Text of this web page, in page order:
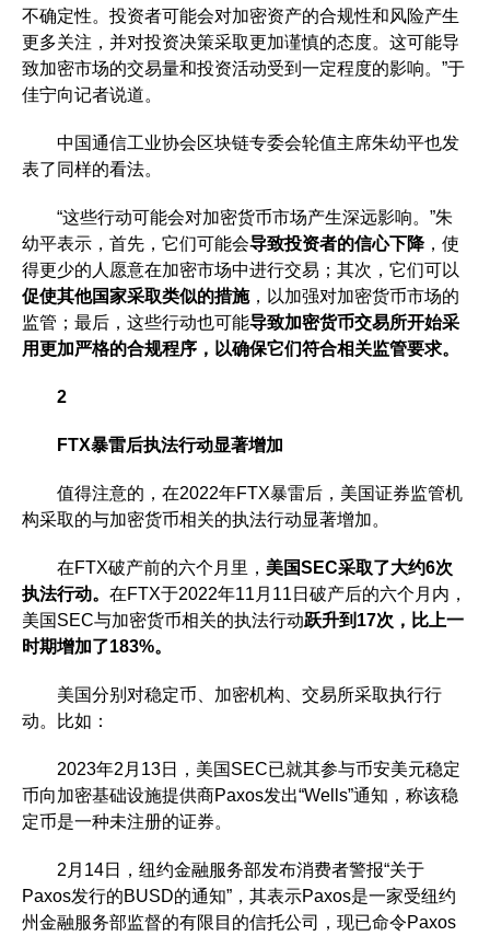
不确定性。投资者可能会对加密资产的合规性和风险产生
更多关注，并对投资决策采取更加谨慎的态度。这可能导
致加密市场的交易量和投资活动受到一定程度的影响。”于
佳宁向记者说道。
中国通信工业协会区块链专委会轮值主席朱幼平也发
表了同样的看法。
“这些行动可能会对加密货币市场产生深远影响。”朱
幼平表示，首先，它们可能会导致投资者的信心下降，使
得更少的人愿意在加密市场中进行交易；其次，它们可以
促使其他国家采取类似的措施，以加强对加密货币市场的
监管；最后，这些行动也可能导致加密货币交易所开始采
用更加严格的合规程序，以确保它们符合相关监管要求。
2
FTX暴雷后执法行动显著增加
值得注意的，在2022年FTX暴雷后，美国证券监管机
构采取的与加密货币相关的执法行动显著增加。
在FTX破产前的六个月里， 美国SEC采取了大约6次
执法行动。 在FTX于2022年11月11日破产后的六个月内，
美国SEC与加密货币相关的执法行动跃升到17次，比上一
时期增加了183%。
美国分别对稳定币、加密机构、交易所采取执行行
动。比如：
2023年2月13日，美国SEC已就其参与币安美元稳定
币向加密基础设施提供商Paxos发出“Wells”通知，称该稳
定币是一种未注册的证券。
2月14日，纽约金融服务部发布消费者警报“关于
Paxos发行的BUSD的通知”，其表示Paxos是一家受纽约
州金融服务部监督的有限目的信托公司，现已命令Paxos